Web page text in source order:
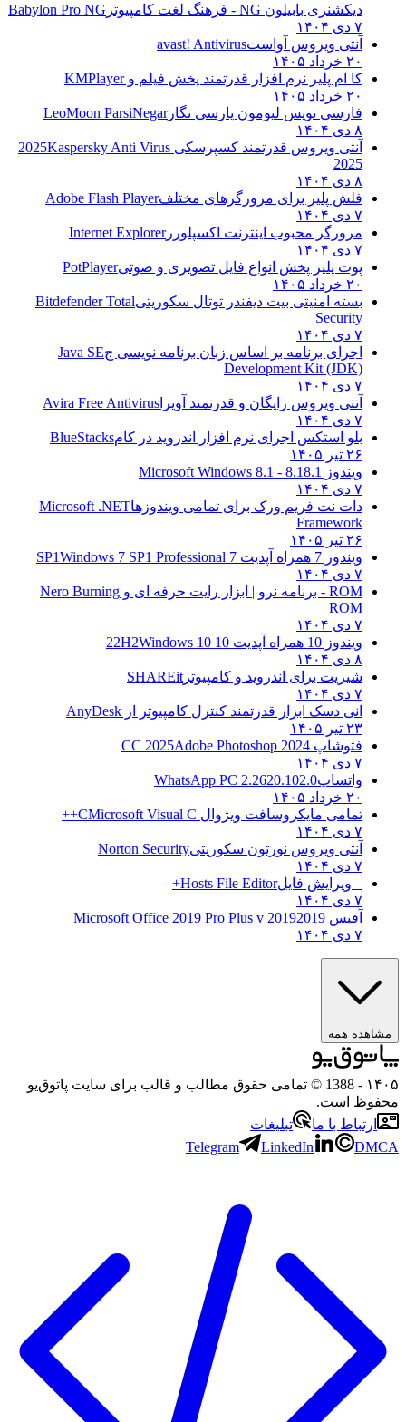
دیکشنری بابیلون NG - فرهنگ لغت کامپیوتر
Babylon Pro NG
۷ دی ۱۴۰۴
آنتی ویروس آواستavast! Antivirus
۲۰ خرداد ۱۴۰۵
کا ام پلیر نرم افزار قدرتمند پخش فیلم وKMPlayer
۲۰ خرداد ۱۴۰۵
فارسی نویس لیومون پارسی نگارLeoMoon ParsiNegar
۸ دی ۱۴۰۴
آنتی ویروس قدرتمند کسپرسکی 2025 Kaspersky Anti Virus
2025
۸ دی ۱۴۰۴
فلش پلیر برای مرورگرهای مختلفAdobe Flash Player
۷ دی ۱۴۰۴
مرورگر محبوب اینترنت اکسپلوررInternet Explorer
۷ دی ۱۴۰۴
پوت پلیر پخش انواع فایل تصویری و صوتیPotPlayer
۲۰ خرداد ۱۴۰۵
بسته امنیتی بیت دیفندر توتال سکوریتیBitdefender Total
Security
۷ دی ۱۴۰۴
اجرای برنامه بر اساس زبان برنامه نویسی جJava SE
Development Kit (JDK)
۷ دی ۱۴۰۴
آنتی ویروس رایگان و قدرتمند آویرا Avira Free Antivirus
۷ دی ۱۴۰۴
بلو استکس اجرای نرم افزار اندروید در کامBlueStacks
۲۶ تیر ۱۴۰۵
ویندوز 8.1
8.1 - Microsoft Windows 8.1
۷ دی ۱۴۰۴
دات نت فریم ورک برای تمامی ویندوزهاMicrosoft .NET
Framework
۲۶ تیر ۱۴۰۵
ویندوز 7 همراه آپدیت 7 SP1
Windows 7 SP1 Professional
۷ دی ۱۴۰۴
ROM - برنامه نرو | ابزار رایت حرفه ای و
Nero Burning
ROM
۷ دی ۱۴۰۴
ویندوز 10 همراه آپدیت 10 22H2
Windows 10
۸ دی ۱۴۰۴
شیریت برای اندروید و کامپیوتر SHAREit
۷ دی ۱۴۰۴
انی دسک ابزار قدرتمند کنترل کامپیوتر از AnyDesk
۲۳ تیر ۱۴۰۵
فتوشاپ CC 2025 Adobe Photoshop 2024
۷ دی ۱۴۰۴
واتساپWhatsApp PC 2.2620.102.0
۲۰ خرداد ۱۴۰۵
تمامی مایکروسافت ویژوال C Microsoft Visual C++
۷ دی ۱۴۰۴
آنتی ویروس نورتون سکوریتیNorton Security
۷ دی ۱۴۰۴
– ویرایش فایلHosts File Editor+
۷ دی ۱۴۰۴
آفیس 2019 2019 Microsoft Office 2019 Pro Plus v
۷ دی ۱۴۰۴
مشاهده همه
۱۴۰۵
- 1388 © تمامی حقوق مطالب و قالب برای سایت پاتوق‌یو
محفوظ است.
ارتباط با ما
تبلیغات
Telegram
LinkedIn DMCA